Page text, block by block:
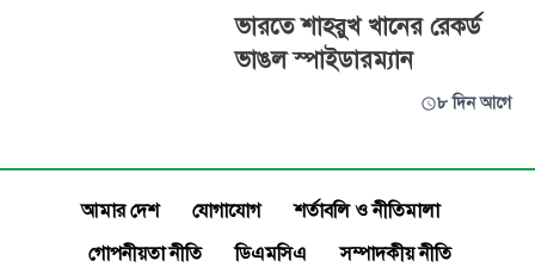
ভারতে শাহরুখ খানের রেকর্ড
ভাঙল স্পাইডারম্যান
৮ দিন আগে
আমার দেশ যোগাযোগ
শর্তাবলি ও নীতিমালা
গোপনীয়তা নীতি
ডিএমসিএ সম্পাদকীয় নীতি